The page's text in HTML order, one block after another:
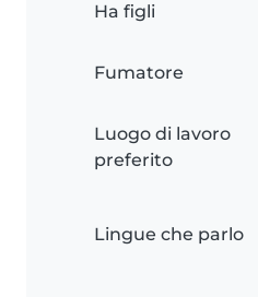
Ha figli
Fumatore
Luogo di lavoro
preferito
Lingue che parlo